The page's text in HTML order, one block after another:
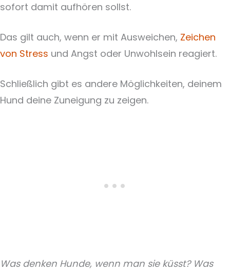
sofort damit aufhören sollst.
Das gilt auch, wenn er mit Ausweichen, Zeichen
von Stress und Angst oder Unwohlsein reagiert.
Schließlich gibt es andere Möglichkeiten, deinem
Hund deine Zuneigung zu zeigen.
Was denken Hunde, wenn man sie küsst? Was